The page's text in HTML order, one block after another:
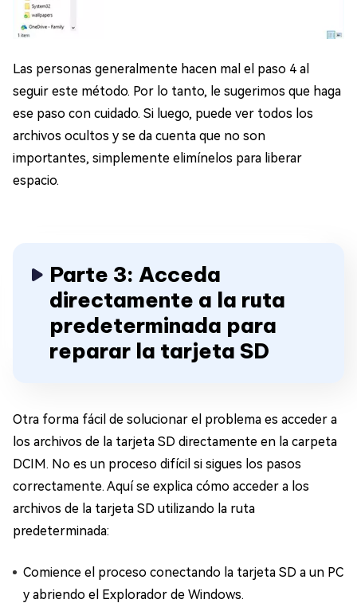
Las personas generalmente hacen mal el paso 4 al
seguir este método. Por lo tanto, le sugerimos que haga
ese paso con cuidado. Si luego, puede ver todos los
archivos ocultos y se da cuenta que no son
importantes, simplemente elimínelos para liberar
espacio.
Parte 3: Acceda
directamente a la ruta
predeterminada para
reparar la tarjeta SD
Otra forma fácil de solucionar el problema es acceder a
los archivos de la tarjeta SD directamente en la carpeta
DCIM. No es un proceso difícil si sigues los pasos
correctamente. Aquí se explica cómo acceder a los
archivos de la tarjeta SD utilizando la ruta
predeterminada:
Comience el proceso conectando la tarjeta SD a un PC
y abriendo el Explorador de Windows.